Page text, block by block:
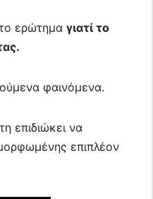
ερώτημα γιατί το
φαινόμενα.
επιδιώκει να
επιπλέον